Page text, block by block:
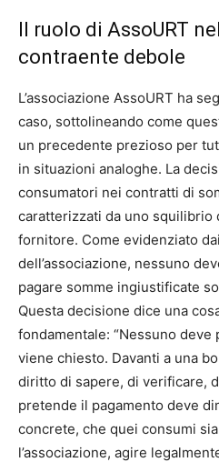
Il ruolo di AssoURT
contraente debole
L’associazione AssoURT ha
caso, sottolineando come
un precedente prezioso per
in situazioni analoghe. La
consumatori nei contratti di
caratterizzati da uno squilibrio
fornitore. Come evidenziato
dell’associazione, nessuno
pagare somme ingiustificate
Questa decisione dice una
fondamentale: “Nessuno
viene chiesto. Davanti a una
diritto di sapere, di verificare,
pretende il pagamento deve
concrete, che quei consumi
l’associazione, agire